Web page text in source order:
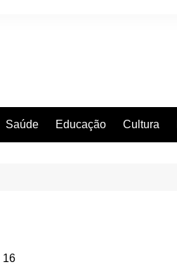
Saúde Educação Cultura